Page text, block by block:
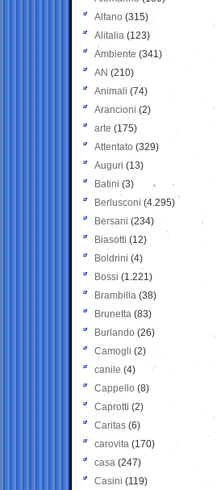
Alfano (315)
Alitalia (123)
Ambiente (341)
AN (210)
Animali (74)
Arancioni (2)
arte (175)
Attentato (329)
Auguri (13)
Batini (3)
Berlusconi (4.295)
Bersani (234)
Biasotti (12)
Boldrini (4)
Bossi (1.221)
Brambilla (38)
Brunetta (83)
Burlando (26)
Camogli (2)
canile (4)
Cappello (8)
Caprotti (2)
Caritas (6)
carovita (170)
casa (247)
Casini (119)